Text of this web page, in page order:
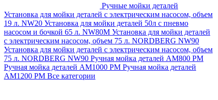
Ручные мойки деталей
Установка для мойки деталей с электрическим насосом, объем
19 л. NW20 Установка для мойки деталей 50л с пневмо
насосом и бочкой 65 л. NW80M Установка для мойки деталей
с электрическим насосом, объем 75 л. NORDBERG NW90
Установка для мойки деталей с электрическим насосом, объем
75 л. NORDBERG NW90 Ручная мойка деталей АМ800 РМ
Ручная мойка деталей АМ1000 РМ Ручная мойка деталей
АМ1200 РМ Все категории